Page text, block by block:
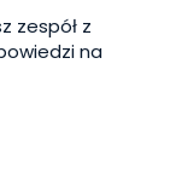
zespół z
na